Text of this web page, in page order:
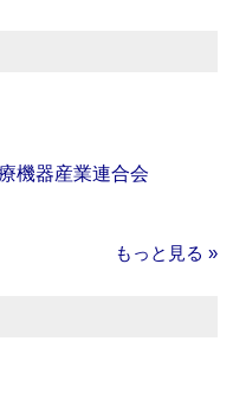
機器産業連合会
もっと見る »